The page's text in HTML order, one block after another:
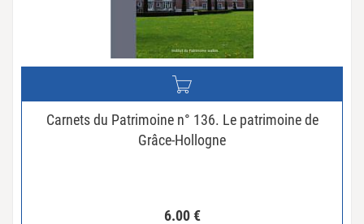
Carnets du Patrimoine n° 136. Le patrimoine de
Grâce-Hollogne
6.00€